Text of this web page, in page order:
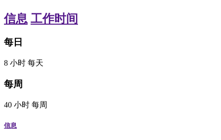
信息 工作时间
每日
8 小时 每天
每周
40 小时 每周
信息